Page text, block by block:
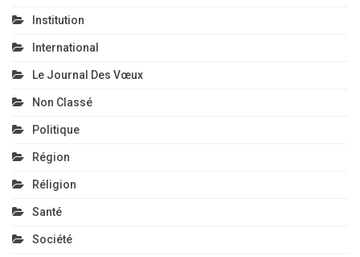
Institution
International
Le Journal Des Vœux
Non Classé
Politique
Région
Réligion
Santé
Société